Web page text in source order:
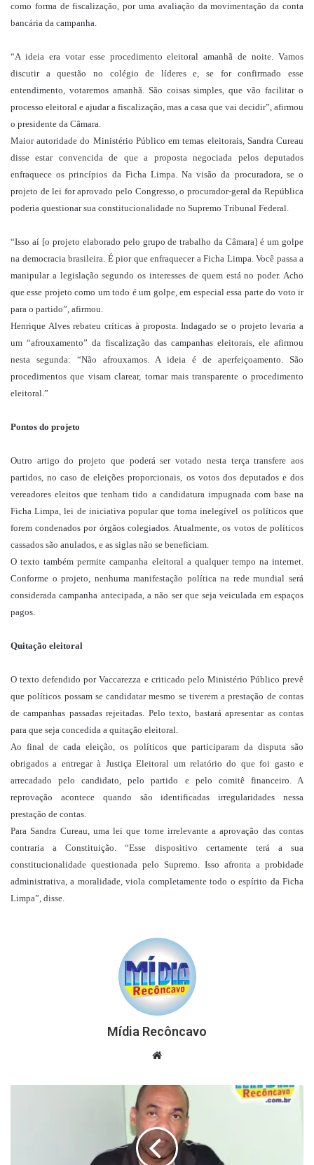
como forma de fiscalização, por uma avaliação da movimentação da conta
bancária da campanha.
“A ideia era votar esse procedimento eleitoral amanhã de noite. Vamos
discutir a questão no colégio de líderes e, se for confirmado esse
entendimento, votaremos amanhã. São coisas simples, que vão facilitar o
processo eleitoral e ajudar a fiscalização, mas a casa que vai decidir”, afirmou
o presidente da Câmara.
Maior autoridade do Ministério Público em temas eleitorais, Sandra Cureau
disse estar convencida de que a proposta negociada pelos deputados
enfraquece os princípios da Ficha Limpa. Na visão da procuradora, se o
projeto de lei for aprovado pelo Congresso, o procurador-geral da República
poderia questionar sua constitucionalidade no Supremo Tribunal Federal.
“Isso aí [o projeto elaborado pelo grupo de trabalho da Câmara] é um golpe
na democracia brasileira. É pior que enfraquecer a Ficha Limpa. Você passa a
manipular a legislação segundo os interesses de quem está no poder. Acho
que esse projeto como um todo é um golpe, em especial essa parte do voto ir
para o partido”, afirmou.
Henrique Alves rebateu críticas à proposta. Indagado se o projeto levaria a
um “afrouxamento” da fiscalização das campanhas eleitorais, ele afirmou
nesta segunda: “Não afrouxamos. A ideia é de aperfeiçoamento. São
procedimentos que visam clarear, tornar mais transparente o procedimento
eleitoral.”
Pontos do projeto
Outro artigo do projeto que poderá ser votado nesta terça transfere aos
partidos, no caso de eleições proporcionais, os votos dos deputados e dos
vereadores eleitos que tenham tido a candidatura impugnada com base na
Ficha Limpa, lei de iniciativa popular que torna inelegível os políticos que
forem condenados por órgãos colegiados. Atualmente, os votos de políticos
cassados são anulados, e as siglas não se beneficiam.
O texto também permite campanha eleitoral a qualquer tempo na internet.
Conforme o projeto, nenhuma manifestação política na rede mundial será
considerada campanha antecipada, a não ser que seja veiculada em espaços
pagos.
Quitação eleitoral
O texto defendido por Vaccarezza e criticado pelo Ministério Público prevê
que políticos possam se candidatar mesmo se tiverem a prestação de contas
de campanhas passadas rejeitadas. Pelo texto, bastará apresentar as contas
para que seja concedida a quitação eleitoral.
Ao final de cada eleição, os políticos que participaram da disputa são
obrigados a entregar à Justiça Eleitoral um relatório do que foi gasto e
arrecadado pelo candidato, pelo partido e pelo comitê financeiro. A
reprovação acontece quando são identificadas irregularidades nessa
prestação de contas.
Para Sandra Cureau, uma lei que torne irrelevante a aprovação das contas
contraria a Constituição. “Esse dispositivo certamente terá a sua
constitucionalidade questionada pelo Supremo. Isso afronta a probidade
administrativa, a moralidade, viola completamente todo o espírito da Ficha
Limpa”, disse.
Mídia Recôncavo
Website